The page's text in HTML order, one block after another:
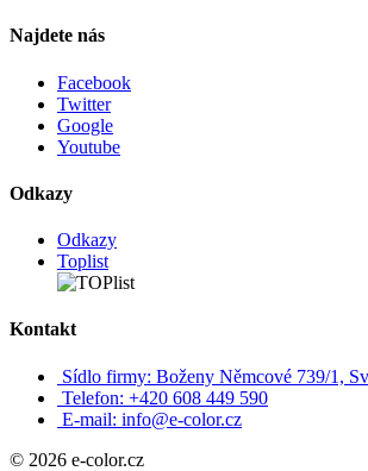
Najdete nás
Facebook
Twitter
Google
Youtube
Odkazy
Odkazy
Toplist
Kontakt
Sídlo firmy: Boženy Němcové 739/1,
Telefon: +420 608 449 590
E-mail: info@e-color.cz
© 2026 e-color.cz